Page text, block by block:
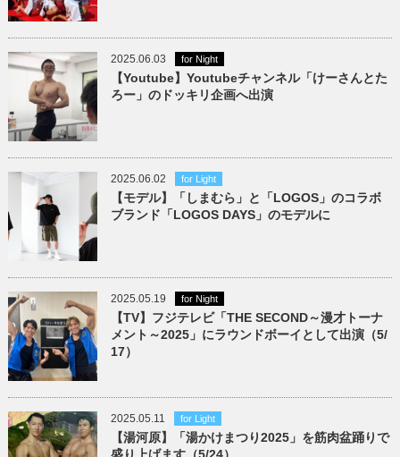
2025.06.03 for Night
【Youtube】Youtubeチャンネル「けーさんとた
ろー」のドッキリ企画へ出演
2025.06.02 for Light
【モデル】「しまむら」と「LOGOS」のコラボ
ブランド「LOGOS DAYS」のモデルに
2025.05.19 for Night
【TV】フジテレビ「THE SECOND～漫才トーナ
メント～2025」にラウンドボーイとして出演（5/
17）
2025.05.11 for Light
【湯河原】「湯かけまつり2025」を筋肉盆踊りで